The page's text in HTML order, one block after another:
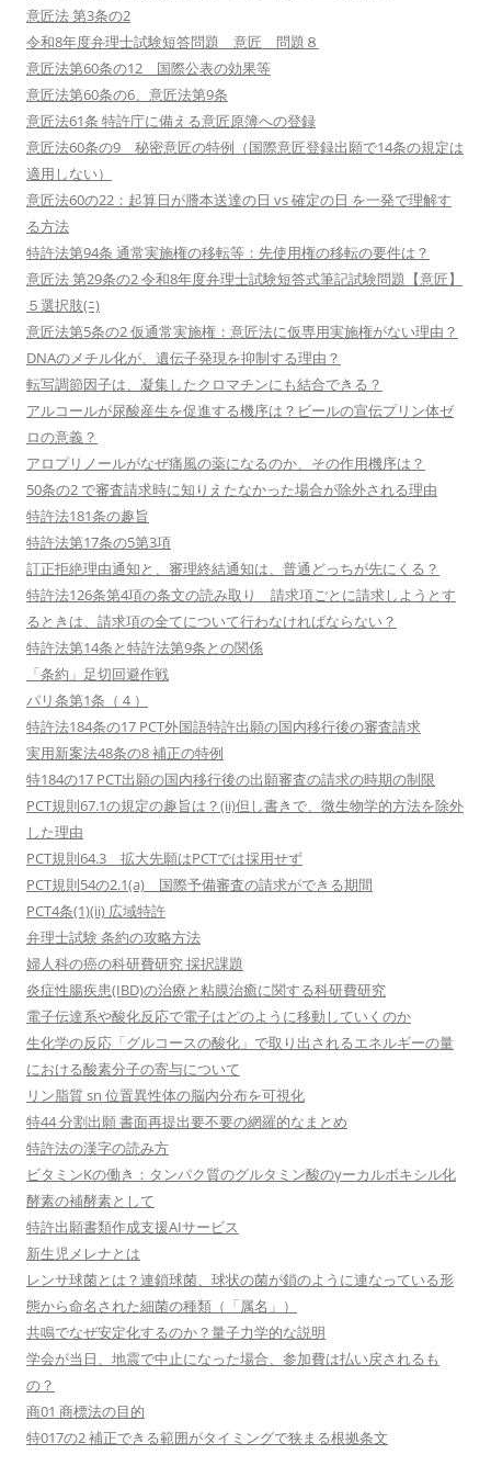
意匠法 第3条の2
令和8年度弁理士試験短答問題 意匠 問題８
意匠法第60条の12 国際公表の効果等
意匠法第60条の6、意匠法第9条
意匠法61条 特許庁に備える意匠原簿への登録
意匠法60条の9 秘密意匠の特例（国際意匠登録出願で14条の規定は
適用しない）
意匠法60の22：起算日が謄本送達の日 vs 確定の日 を一発で理解す
る方法
特許法第94条 通常実施権の移転等：先使用権の移転の要件は？
意匠法 第29条の2 令和8年度弁理士試験短答式筆記試験問題【意匠】
５選択肢(ﾆ)
意匠法第5条の2 仮通常実施権：意匠法に仮専用実施権がない理由？
DNAのメチル化が、遺伝子発現を抑制する理由？
転写調節因子は、凝集したクロマチンにも結合できる？
アルコールが尿酸産生を促進する機序は？ビールの宣伝プリン体ゼ
ロの意義？
アロプリノールがなぜ痛風の薬になるのか、その作用機序は？
50条の2 で審査請求時に知りえたなかった場合が除外される理由
特許法181条の趣旨
特許法第17条の5第3項
訂正拒絶理由通知と、審理終結通知は、普通どっちが先にくる？
特許法126条第4項の条文の読み取り 請求項ごとに請求しようとす
るときは、請求項の全てについて行わなければならない？
特許法第14条と特許法第9条との関係
「条約」足切回避作戦
パリ条第1条（４）
特許法184条の17 PCT外国語特許出願の国内移行後の審査請求
実用新案法48条の8 補正の特例
特184の17 PCT出願の国内移行後の出願審査の請求の時期の制限
PCT規則67.1の規定の趣旨は？(ii)但し書きで、微生物学的方法を除外
した理由
PCT規則64.3 拡大先願はPCTでは採用せず
PCT規則54の2.1(a) 国際予備審査の請求ができる期間
PCT4条(1)(ii) 広域特許
弁理士試験 条約の攻略方法
婦人科の癌の科研費研究 採択課題
炎症性腸疾患(IBD)の治療と粘膜治癒に関する科研費研究
電子伝達系や酸化反応で電子はどのように移動していくのか
生化学の反応「グルコースの酸化」で取り出されるエネルギーの量
における酸素分子の寄与について
リン脂質 sn 位置異性体の脳内分布を可視化
特44 分割出願 書面再提出要不要の網羅的なまとめ
特許法の漢字の読み方
ビタミンKの働き：タンパク質のグルタミン酸のγーカルボキシル化
酵素の補酵素として
特許出願書類作成支援AIサービス
新生児メレナとは
レンサ球菌とは？連鎖球菌、球状の菌が鎖のように連なっている形
態から命名された細菌の種類（「属名」）
共鳴でなぜ安定化するのか？量子力学的な説明
学会が当日、地震で中止になった場合、参加費は払い戻されるも
の？
商01 商標法の目的
特017の2 補正できる範囲がタイミングで狭まる根拠条文